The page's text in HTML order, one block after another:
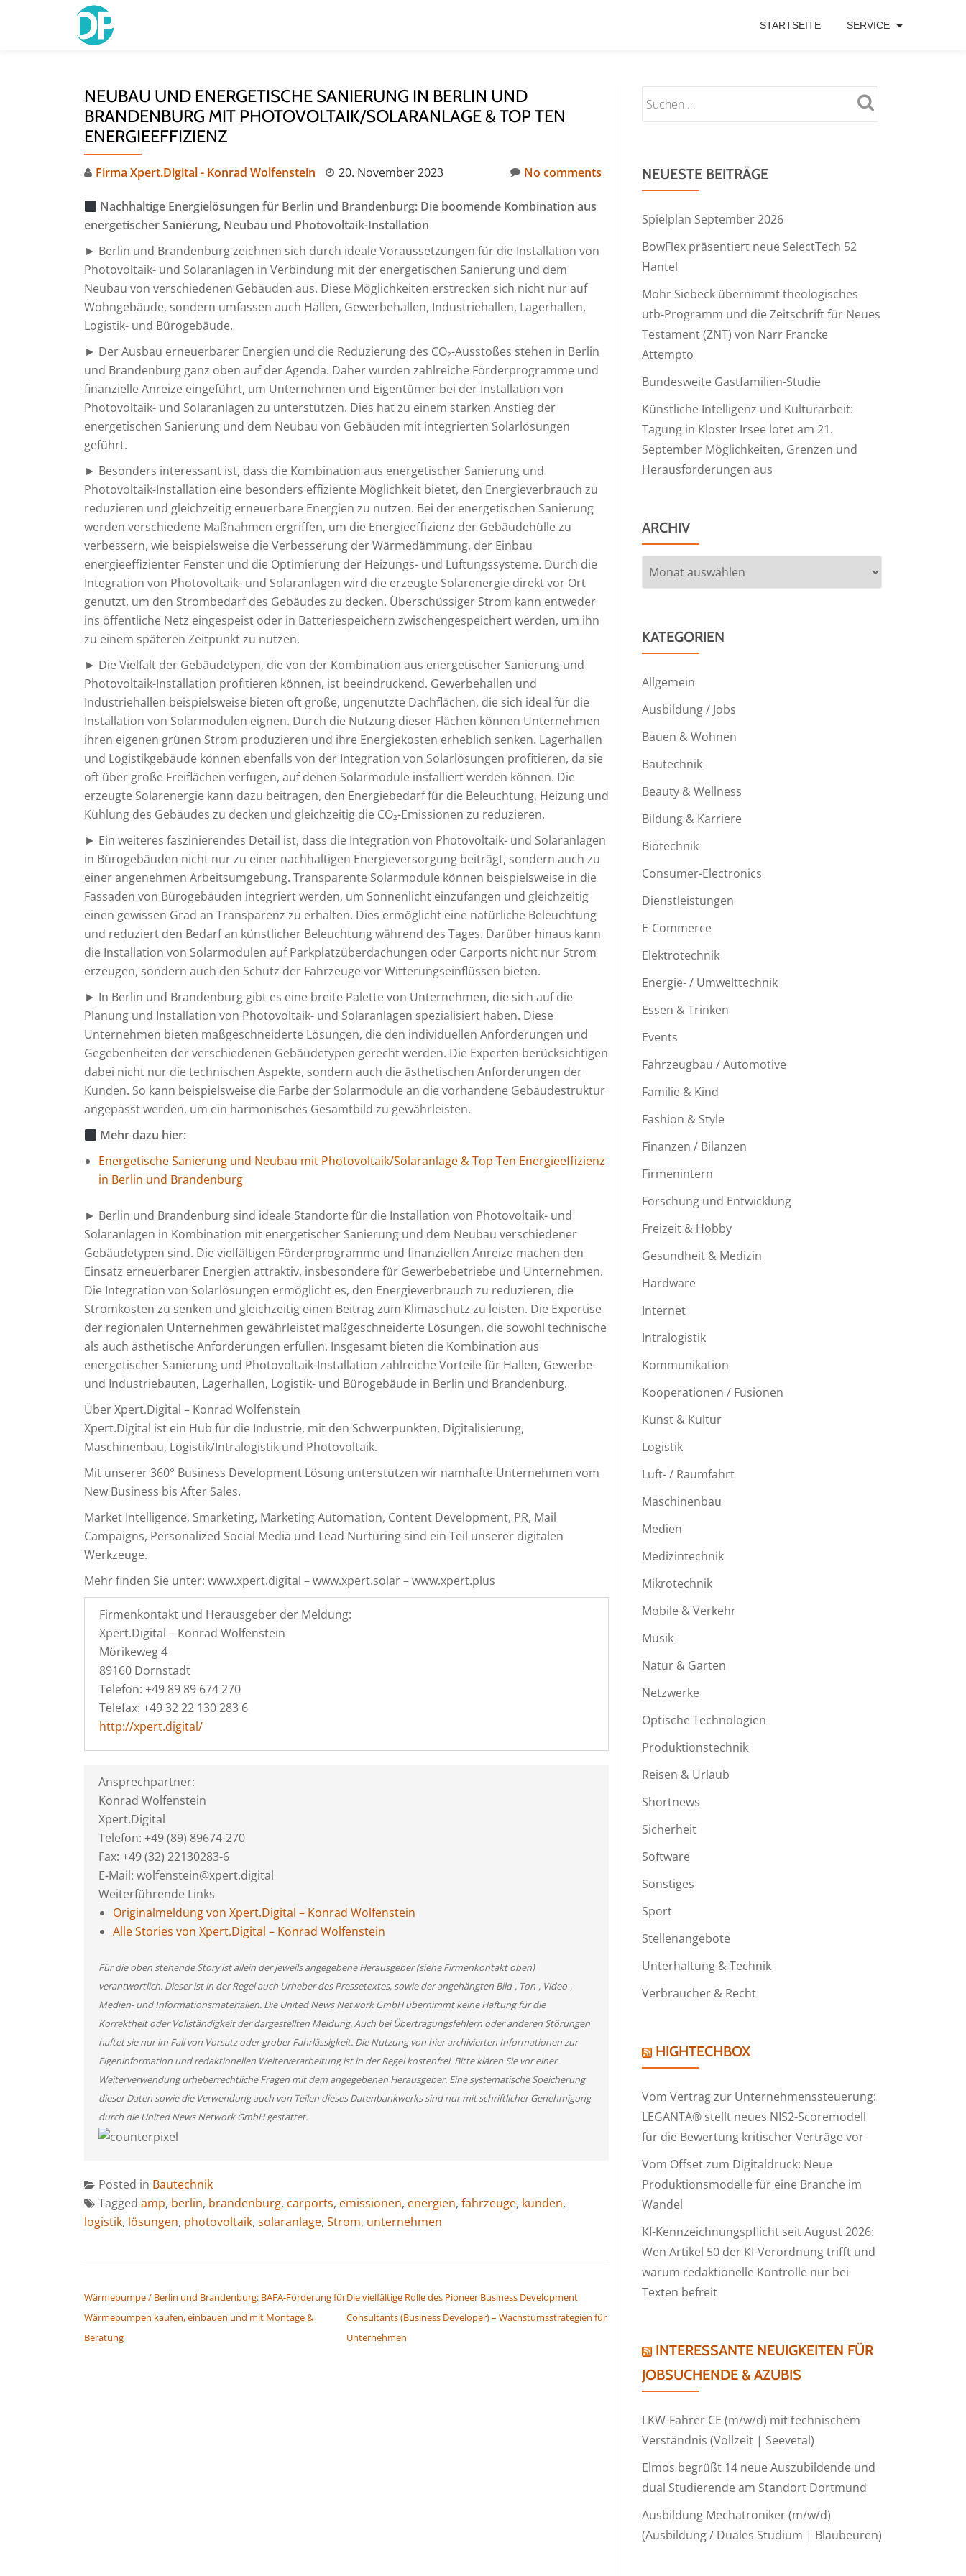
STARTSEITE SERVICE
NEUBAU UND ENERGETISCHE SANIERUNG IN BERLIN UND
BRANDENBURG MIT PHOTOVOLTAIK/SOLARANLAGE & TOP TEN
ENERGIEEFFIZIENZ
Firma Xpert.Digital - Konrad Wolfenstein 20. November 2023 No comments
Nachhaltige Energielösungen für Berlin und Brandenburg: Die boomende Kombination aus
energetischer Sanierung, Neubau und Photovoltaik-Installation
► Berlin und Brandenburg zeichnen sich durch ideale Voraussetzungen für die Installation von
Photovoltaik- und Solaranlagen in Verbindung mit der energetischen Sanierung und dem
Neubau von verschiedenen Gebäuden aus. Diese Möglichkeiten erstrecken sich nicht nur auf
Wohngebäude, sondern umfassen auch Hallen, Gewerbehallen, Industriehallen, Lagerhallen,
Logistik- und Bürogebäude.
► Der Ausbau erneuerbarer Energien und die Reduzierung des CO₂-Ausstoßes stehen in Berlin
und Brandenburg ganz oben auf der Agenda. Daher wurden zahlreiche Förderprogramme und
finanzielle Anreize eingeführt, um Unternehmen und Eigentümer bei der Installation von
Photovoltaik- und Solaranlagen zu unterstützen. Dies hat zu einem starken Anstieg der
energetischen Sanierung und dem Neubau von Gebäuden mit integrierten Solarlösungen
geführt.
► Besonders interessant ist, dass die Kombination aus energetischer Sanierung und
Photovoltaik-Installation eine besonders effiziente Möglichkeit bietet, den Energieverbrauch zu
reduzieren und gleichzeitig erneuerbare Energien zu nutzen. Bei der energetischen Sanierung
werden verschiedene Maßnahmen ergriffen, um die Energieeffizienz der Gebäudehülle zu
verbessern, wie beispielsweise die Verbesserung der Wärmedämmung, der Einbau
energieeffizienter Fenster und die Optimierung der Heizungs- und Lüftungssysteme. Durch die
Integration von Photovoltaik- und Solaranlagen wird die erzeugte Solarenergie direkt vor Ort
genutzt, um den Strombedarf des Gebäudes zu decken. Überschüssiger Strom kann entweder
ins öffentliche Netz eingespeist oder in Batteriespeichern zwischengespeichert werden, um ihn
zu einem späteren Zeitpunkt zu nutzen.
► Die Vielfalt der Gebäudetypen, die von der Kombination aus energetischer Sanierung und
Photovoltaik-Installation profitieren können, ist beeindruckend. Gewerbehallen und
Industriehallen beispielsweise bieten oft große, ungenutzte Dachflächen, die sich ideal für die
Installation von Solarmodulen eignen. Durch die Nutzung dieser Flächen können Unternehmen
ihren eigenen grünen Strom produzieren und ihre Energiekosten erheblich senken. Lagerhallen
und Logistikgebäude können ebenfalls von der Integration von Solarlösungen profitieren, da sie
oft über große Freiflächen verfügen, auf denen Solarmodule installiert werden können. Die
erzeugte Solarenergie kann dazu beitragen, den Energiebedarf für die Beleuchtung, Heizung und
Kühlung des Gebäudes zu decken und gleichzeitig die CO₂-Emissionen zu reduzieren.
► Ein weiteres faszinierendes Detail ist, dass die Integration von Photovoltaik- und Solaranlagen
in Bürogebäuden nicht nur zu einer nachhaltigen Energieversorgung beiträgt, sondern auch zu
einer angenehmen Arbeitsumgebung. Transparente Solarmodule können beispielsweise in die
Fassaden von Bürogebäuden integriert werden, um Sonnenlicht einzufangen und gleichzeitig
einen gewissen Grad an Transparenz zu erhalten. Dies ermöglicht eine natürliche Beleuchtung
und reduziert den Bedarf an künstlicher Beleuchtung während des Tages. Darüber hinaus kann
die Installation von Solarmodulen auf Parkplatzüberdachungen oder Carports nicht nur Strom
erzeugen, sondern auch den Schutz der Fahrzeuge vor Witterungseinflüssen bieten.
► In Berlin und Brandenburg gibt es eine breite Palette von Unternehmen, die sich auf die
Planung und Installation von Photovoltaik- und Solaranlagen spezialisiert haben. Diese
Unternehmen bieten maßgeschneiderte Lösungen, die den individuellen Anforderungen und
Gegebenheiten der verschiedenen Gebäudetypen gerecht werden. Die Experten berücksichtigen
dabei nicht nur die technischen Aspekte, sondern auch die ästhetischen Anforderungen der
Kunden. So kann beispielsweise die Farbe der Solarmodule an die vorhandene Gebäudestruktur
angepasst werden, um ein harmonisches Gesamtbild zu gewährleisten.
Mehr dazu hier:
Energetische Sanierung und Neubau mit Photovoltaik/Solaranlage & Top Ten Energieeffizienz
in Berlin und Brandenburg
► Berlin und Brandenburg sind ideale Standorte für die Installation von Photovoltaik- und
Solaranlagen in Kombination mit energetischer Sanierung und dem Neubau verschiedener
Gebäudetypen sind. Die vielfältigen Förderprogramme und finanziellen Anreize machen den
Einsatz erneuerbarer Energien attraktiv, insbesondere für Gewerbebetriebe und Unternehmen.
Die Integration von Solarlösungen ermöglicht es, den Energieverbrauch zu reduzieren, die
Stromkosten zu senken und gleichzeitig einen Beitrag zum Klimaschutz zu leisten. Die Expertise
der regionalen Unternehmen gewährleistet maßgeschneiderte Lösungen, die sowohl technische
als auch ästhetische Anforderungen erfüllen. Insgesamt bieten die Kombination aus
energetischer Sanierung und Photovoltaik-Installation zahlreiche Vorteile für Hallen, Gewerbe-
und Industriebauten, Lagerhallen, Logistik- und Bürogebäude in Berlin und Brandenburg.
Über Xpert.Digital – Konrad Wolfenstein
Xpert.Digital ist ein Hub für die Industrie, mit den Schwerpunkten, Digitalisierung,
Maschinenbau, Logistik/Intralogistik und Photovoltaik.
Mit unserer 360° Business Development Lösung unterstützen wir namhafte Unternehmen vom
New Business bis After Sales.
Market Intelligence, Smarketing, Marketing Automation, Content Development, PR, Mail
Campaigns, Personalized Social Media und Lead Nurturing sind ein Teil unserer digitalen
Werkzeuge.
Mehr finden Sie unter: www.xpert.digital – www.xpert.solar – www.xpert.plus
Firmenkontakt und Herausgeber der Meldung:
Xpert.Digital – Konrad Wolfenstein
Mörikeweg 4
89160 Dornstadt
Telefon: +49 89 89 674 270
Telefax: +49 32 22 130 283 6
http://xpert.digital/
Ansprechpartner:
Konrad Wolfenstein
Xpert.Digital
Telefon: +49 (89) 89674-270
Fax: +49 (32) 22130283-6
E-Mail: wolfenstein@xpert.digital
Weiterführende Links
Originalmeldung von Xpert.Digital – Konrad Wolfenstein
Alle Stories von Xpert.Digital – Konrad Wolfenstein
Für die oben stehende Story ist allein der jeweils angegebene Herausgeber (siehe Firmenkontakt oben)
verantwortlich. Dieser ist in der Regel auch Urheber des Pressetextes, sowie der angehängten Bild-, Ton-, Video-,
Medien- und Informationsmaterialien. Die United News Network GmbH übernimmt keine Haftung für die
Korrektheit oder Vollständigkeit der dargestellten Meldung. Auch bei Übertragungsfehlern oder anderen Störungen
haftet sie nur im Fall von Vorsatz oder grober Fahrlässigkeit. Die Nutzung von hier archivierten Informationen zur
Eigeninformation und redaktionellen Weiterverarbeitung ist in der Regel kostenfrei. Bitte klären Sie vor einer
Weiterverwendung urheberrechtliche Fragen mit dem angegebenen Herausgeber. Eine systematische Speicherung
dieser Daten sowie die Verwendung auch von Teilen dieses Datenbankwerks sind nur mit schriftlicher Genehmigung
durch die United News Network GmbH gestattet.
Posted in Bautechnik
Tagged amp, berlin, brandenburg, carports, emissionen, energien, fahrzeuge, kunden,
logistik, lösungen, photovoltaik, solaranlage, Strom, unternehmen
Wärmepumpe / Berlin und Brandenburg: BAFA-Förderung für
Wärmepumpen kaufen, einbauen und mit Montage &
Beratung
Die vielfältige Rolle des Pioneer Business Development
Consultants (Business Developer) – Wachstumsstrategien für
Unternehmen
NEUESTE BEITRÄGE
Spielplan September 2026
BowFlex präsentiert neue SelectTech 52
Hantel
Mohr Siebeck übernimmt theologisches
utb-Programm und die Zeitschrift für Neues
Testament (ZNT) von Narr Francke
Attempto
Bundesweite Gastfamilien-Studie
Künstliche Intelligenz und Kulturarbeit:
Tagung in Kloster Irsee lotet am 21.
September Möglichkeiten, Grenzen und
Herausforderungen aus
ARCHIV
Archiv
KATEGORIEN
Allgemein
Ausbildung / Jobs
Bauen & Wohnen
Bautechnik
Beauty & Wellness
Bildung & Karriere
Biotechnik
Consumer-Electronics
Dienstleistungen
E-Commerce
Elektrotechnik
Energie- / Umwelttechnik
Essen & Trinken
Events
Fahrzeugbau / Automotive
Familie & Kind
Fashion & Style
Finanzen / Bilanzen
Firmenintern
Forschung und Entwicklung
Freizeit & Hobby
Gesundheit & Medizin
Hardware
Internet
Intralogistik
Kommunikation
Kooperationen / Fusionen
Kunst & Kultur
Logistik
Luft- / Raumfahrt
Maschinenbau
Medien
Medizintechnik
Mikrotechnik
Mobile & Verkehr
Musik
Natur & Garten
Netzwerke
Optische Technologien
Produktionstechnik
Reisen & Urlaub
Shortnews
Sicherheit
Software
Sonstiges
Sport
Stellenangebote
Unterhaltung & Technik
Verbraucher & Recht
HIGHTECHBOX
Vom Vertrag zur Unternehmenssteuerung:
LEGANTA® stellt neues NIS2-Scoremodell
für die Bewertung kritischer Verträge vor
Vom Offset zum Digitaldruck: Neue
Produktionsmodelle für eine Branche im
Wandel
KI-Kennzeichnungspflicht seit August 2026:
Wen Artikel 50 der KI-Verordnung trifft und
warum redaktionelle Kontrolle nur bei
Texten befreit
INTERESSANTE NEUIGKEITEN FÜR
JOBSUCHENDE & AZUBIS
LKW-Fahrer CE (m/w/d) mit technischem
Verständnis (Vollzeit | Seevetal)
Elmos begrüßt 14 neue Auszubildende und
dual Studierende am Standort Dortmund
Ausbildung Mechatroniker (m/w/d)
(Ausbildung / Duales Studium | Blaubeuren)